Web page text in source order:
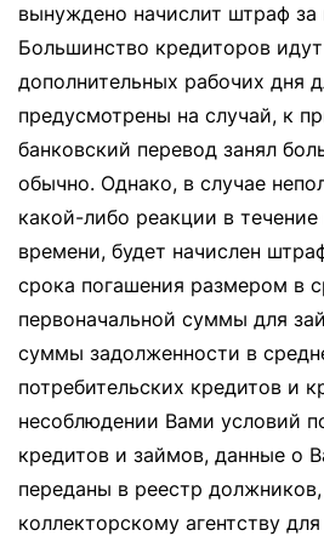
вынуждено начислит штраф за
Большинство кредиторов
дополнительных рабочих дня
предусмотрены на случай, к
банковский перевод занял
обычно. Однако, в случае
какой-либо реакции в
времени, будет начислен
срока погашения размером в
первоначальной суммы для
суммы задолженности в
потребительских кредитов и
несоблюдении Вами условий
кредитов и займов, данные о
переданы в реестр
коллекторскому агентству